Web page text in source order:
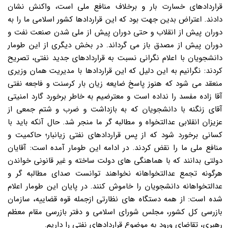
قراردادهای خسارت بار و برخلاف منافع ملی است، واکنش نشان
دادند. اعتراض بدین جهت بود که این قراردادها کشور اسلامی ما را به
دوران پیش از انقلاب و حتی دوران پیش از ملی شدن صنعت نفت و
دوران پیش از مصدق باز می گرداند. در بخش دیگری از این طومار
دانشجویان با اعلام نگرانی نسبت به قراردادهای جدید نفتی، تصریح
کردند: نگرانیم به این دلیل که این قراردادها با مدیریت همان وزیری
منعقد می شود که هنوز پاسخ ضایعه زیان بار کرسنت و فاجعه نفتی
آقا زاده مفسد را نداده است و معترضیم به خاطر برخورد گارد امنیتی
آقای زنگنه با دانشجویان که به بازداشت و ضرب و شتم جمعی از
عزیزان انقلابی عدالتخواه و مطالبه گر ما منجر شد. حال آنکه باید با
کسانی برخورد شود که از پس قراردادهای نفتی زیانبار؛ حاکمیت و
منافع ملی ما را نقض کردند. در ادامه این طومار آمده است: آقایان
دولتی بدانند که با هماهنگی های دولت ساخته و غیر قانونی خواندن
هرگونه تجمع عدالتخواهانه نخواهند توانست صدای مطالبه گر و
عدالتخواهانه دانشجویان را خاموش کنند. در پایان این طومار اعلام
شده است: از همه دستگاه های نظارتی ازجمله قوه قضاییه، سازمان
بازرسی کل کشور، مجلس شورای اسلامی و دفتر بازرسی مقام معظم
رهبری، تقاضای ورود به موضوع قراردادهای نفتی را داریم.